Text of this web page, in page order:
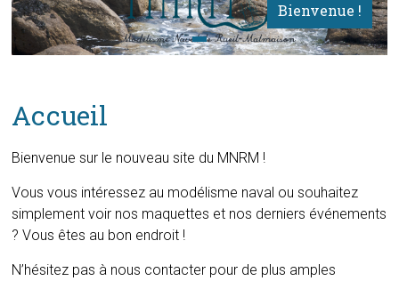
Bienvenue !
Accueil
Bienvenue sur le nouveau site du MNRM !
Vous vous intéressez au modélisme naval ou souhaitez
simplement voir nos maquettes et nos derniers événements
? Vous êtes au bon endroit !
N’hésitez pas à nous contacter pour de plus amples